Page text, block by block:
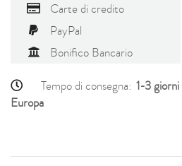
Carte di credito
PayPal
Bonifico Bancario
Tempo di consegna: 1-3
Europa